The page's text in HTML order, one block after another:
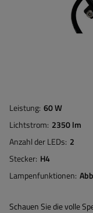
Leistung 60 W
Lichtstrom 2350 lm
Anzahl der LEDs 2
Stecker H4
Lampenfunktionen
Schauen Sie die volle